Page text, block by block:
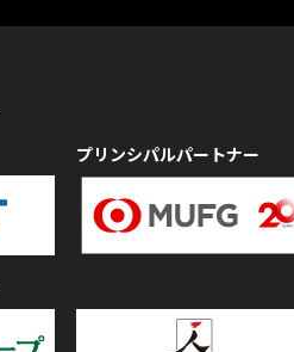
プリンシパルパートナー